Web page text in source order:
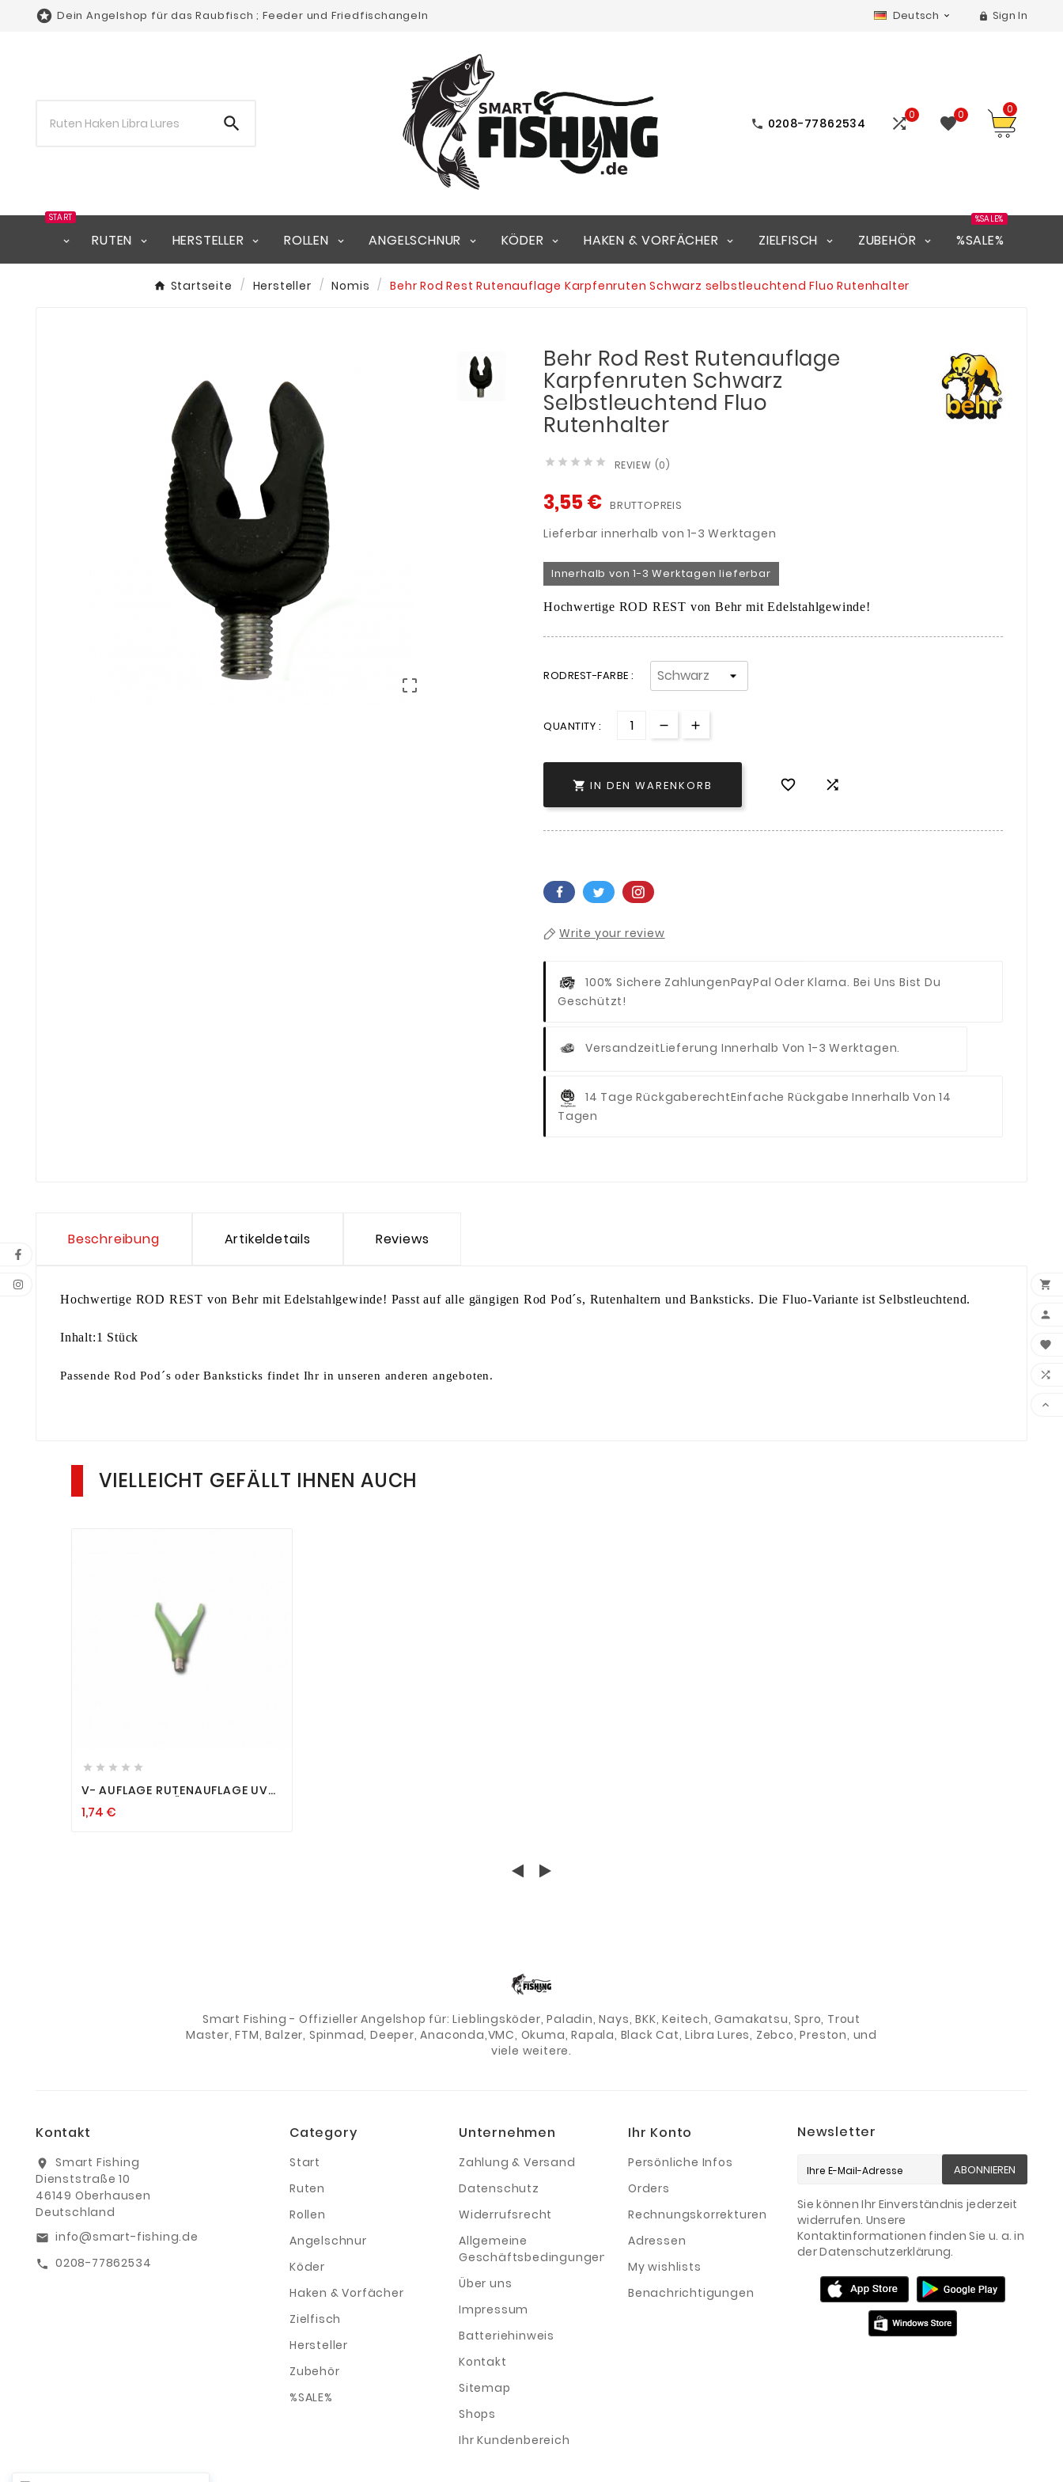
 Dein Angelshop für das Raubfisch ; Feeder und Friedfischangeln Deutsch   Sign In
  0208-77862534 0 0 0
START
RUTEN HERSTELLER ROLLEN ANGELSCHNUR KÖDER HAKEN & VORFÄCHER ZIELFISCH ZUBEHÖR %SALE%
%SALE%
Startseite Hersteller Nomis Behr Rod Rest Rutenauflage Karpfenruten Schwarz selbstleuchtend Fluo Rutenhalter

Behr Rod Rest Rutenauflage
Karpfenruten Schwarz
Selbstleuchtend Fluo
Rutenhalter
     REVIEW (0)
3,55 € BRUTTOPREIS
Lieferbar innerhalb von 1-3 Werktagen
Innerhalb von 1-3 Werktagen lieferbar
Hochwertige ROD REST von Behr mit Edelstahlgewinde!
RODREST-FARBE :
QUANTITY :
 IN DEN WARENKORB  
Write your review
100% Sichere ZahlungenPayPal Oder Klarna. Bei Uns Bist Du
Geschützt!
VersandzeitLieferung Innerhalb Von 1-3 Werktagen.
14 Tage RückgaberechtEinfache Rückgabe Innerhalb Von 14
Tagen
Beschreibung Artikeldetails Reviews
Hochwertige ROD REST von Behr mit Edelstahlgewinde! Passt auf alle gängigen Rod Pod´s, Rutenhaltern und Banksticks. Die Fluo-Variante ist Selbstleuchtend.
Inhalt:1 Stück
Passende Rod Pod´s oder Banksticks findet Ihr in unseren anderen angeboten.
VIELLEICHT GEFÄLLT IHNEN AUCH
    
V- AUFLAGE RUTENAUFLAGE UV
SELBSTLEUCHTEND BANKSTICK
1,74 €
Smart Fishing - Offizieller Angelshop für: Lieblingsköder, Paladin, Nays, BKK, Keitech, Gamakatsu, Spro, Trout
Master, FTM, Balzer, Spinmad, Deeper, Anaconda,VMC, Okuma, Rapala, Black Cat, Libra Lures, Zebco, Preston, und
viele weitere.
Kontakt
location_on
Smart Fishing
Dienststraße 10
46149 Oberhausen
Deutschland
email info@smart-fishing.de
call 0208-77862534
Category
Start
Ruten
Rollen
Angelschnur
Köder
Haken & Vorfächer
Zielfisch
Hersteller
Zubehör
%SALE%
Unternehmen
Zahlung & Versand
Datenschutz
Widerrufsrecht
Allgemeine
Geschäftsbedingungen
Über uns
Impressum
Batteriehinweis
Kontakt
Sitemap
Shops
Ihr Kundenbereich
Ihr Konto
Persönliche Infos
Orders
Rechnungskorrekturen
Adressen
My wishlists
Benachrichtigungen
Newsletter
ABONNIEREN
Sie können Ihr Einverständnis jederzeit
widerrufen. Unsere
Kontaktinformationen finden Sie u. a. in
der Datenschutzerklärung.




